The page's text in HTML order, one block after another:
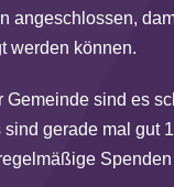
angeschlossen,
werden können.
sind es
gerade mal gut